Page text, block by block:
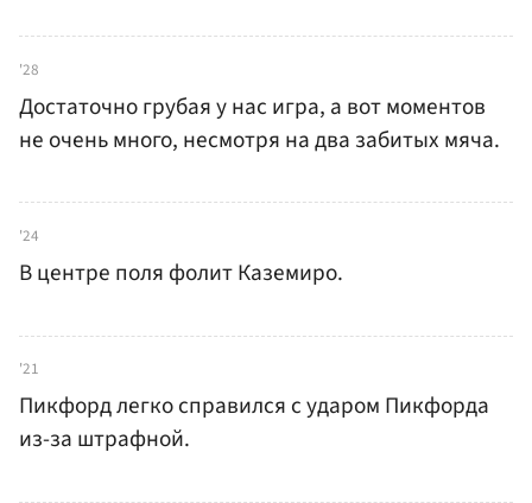
'28
Достаточно грубая у нас игра, а вот моментов
не очень много, несмотря на два забитых мяча.
'24
В центре поля фолит Каземиро.
'21
Пикфорд легко справился с ударом Пикфорда
из-за штрафной.